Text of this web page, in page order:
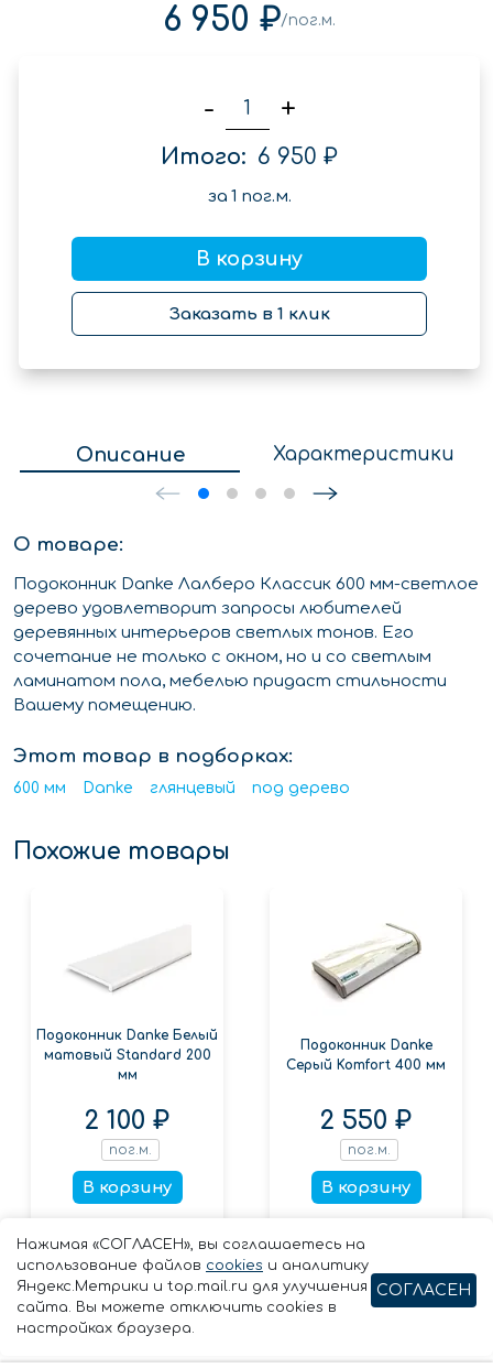
6 950 ₽/пог.м.
- +
Итого: 6 950 ₽
за 1 пог.м.
В корзину
Заказать в 1 клик
Описание Характеристики
О товаре:
Подоконник Danke Лалберо Классик 600 мм-светлое
дерево удовлетворит запросы любителей
деревянных интерьеров светлых тонов. Его
сочетание не только с окном, но и со светлым
ламинатом пола, мебелью придаст стильности
Вашему помещению.
Этот товар в подборках:
600 мм Danke глянцевый под дерево
Похожие товары
Подоконник Danke Белый
матовый Standard 200
мм
2 100 ₽
пог.м.
В корзину
Подоконник Danke
Серый Komfort 400 мм
2 550 ₽
пог.м.
В корзину
Нажимая «СОГЛАСЕН», вы соглашаетесь на
использование файлов cookies и аналитику
Яндекс.Метрики и top.mail.ru для улучшения
сайта. Вы можете отключить cookies в
настройках браузера.
СОГЛАСЕН